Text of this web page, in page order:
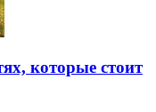
которые стоит